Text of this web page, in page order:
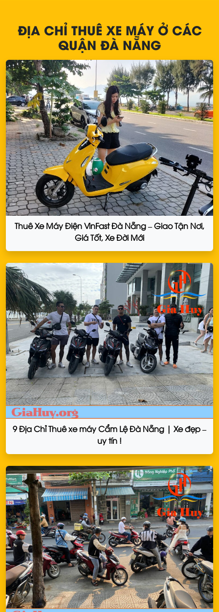
ĐỊA CHỈ THUÊ XE MÁY Ở CÁC
QUẬN ĐÀ NẴNG
Thuê Xe Máy Điện VinFast Đà Nẵng – Giao Tận Nơi,
Giá Tốt, Xe Đời Mới
9 Địa Chỉ Thuê xe máy Cẩm Lệ Đà Nẵng | Xe đẹp –
uy tín !